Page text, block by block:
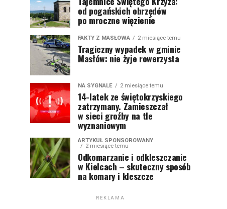
od pogańskich obrzędów
po mroczne więzienie
FAKTY Z MASŁOWA 2 miesiące temu
Tragiczny wypadek w gminie
Masłów: nie żyje rowerzysta
NA SYGNALE 2 miesiące temu
14-latek ze świętokrzyskiego
zatrzymany. Zamieszczał
w sieci groźby na tle
wyznaniowym
ARTYKUŁ SPONSOROWANY
2 miesiące temu
Odkomarzanie i odkleszczanie
w Kielcach – skuteczny sposób
na komary i kleszcze
REKLAMA